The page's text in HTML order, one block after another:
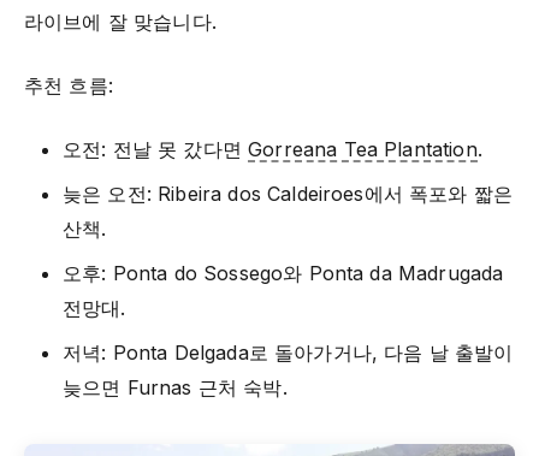
라이브에 잘 맞습니다.
추천 흐름:
오전: 전날 못 갔다면Gorreana Tea Plantation.
늦은 오전: Ribeira dos Caldeiroes에서 폭포와 짧은
산책.
오후: Ponta do Sossego와 Ponta da Madrugada
전망대.
저녁: Ponta Delgada로 돌아가거나, 다음 날 출발이
늦으면 Furnas 근처 숙박.